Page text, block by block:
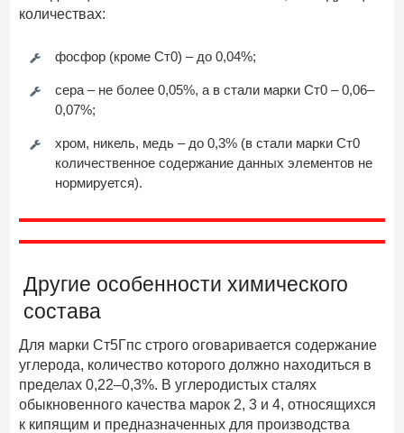
количествах:
фосфор (кроме Ст0) – до 0,04%;
сера – не более 0,05%, а в стали марки Ст0 – 0,06–
0,07%;
хром, никель, медь – до 0,3% (в стали марки Ст0
количественное содержание данных элементов не
нормируется).
Другие особенности химического
состава
Для марки Ст5Гпс строго оговаривается содержание
углерода, количество которого должно находиться в
пределах 0,22–0,3%. В углеродистых сталях
обыкновенного качества марок 2, 3 и 4, относящихся
к кипящим и предназначенных для производства